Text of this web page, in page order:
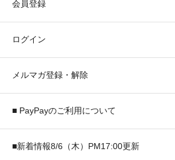
会員登録
ログイン
メルマガ登録・解除
■ PayPayのご利用について
■新着情報8/6（木）PM17:00更新